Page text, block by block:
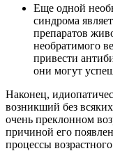
Еще одной
синдрома
препаратов
необратимого
привести
они могут
Наконец,
возникший без
очень преклонном
причиной его
процессы